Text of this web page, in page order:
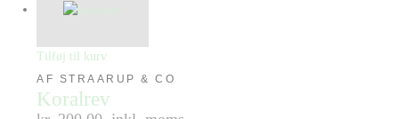
Tilføj til kurv
AF STRAARUP & CO
Koralrev